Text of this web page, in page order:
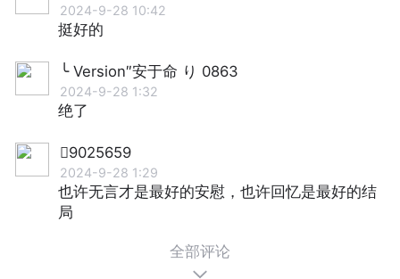
2024-9-28 10:42
挺好的
╰ Version″安于命 り 0863
2024-9-28 1:32
绝了
9025659
2024-9-28 1:29
也许⽆⾔才是最好的安慰，也许回忆是最好的结
局
全部评论